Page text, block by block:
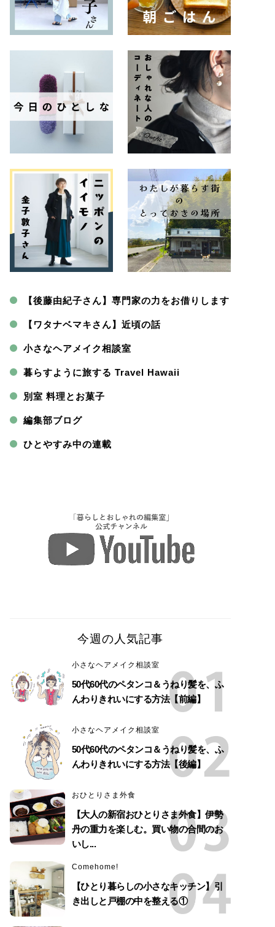
【後藤由紀子さん】専門家の力をお借りします
【ワタナベマキさん】近頃の話
小さなヘアメイク相談室
暮らすように旅する Travel Hawaii
別室 料理とお菓子
編集部ブログ
ひとやすみ中の連載
今週の人気記事
小さなヘアメイク相談室
50代60代のペタンコ＆うねり髪を、ふ
んわりきれいにする方法【前編】
小さなヘアメイク相談室
50代60代のペタンコ＆うねり髪を、ふ
んわりきれいにする方法【後編】
おひとりさま外食
【大人の新宿おひとりさま外食】伊勢
丹の重力を楽しむ。買い物の合間のお
いし...
Comehome!
【ひとり暮らしの小さなキッチン】引
き出しと戸棚の中を整える①